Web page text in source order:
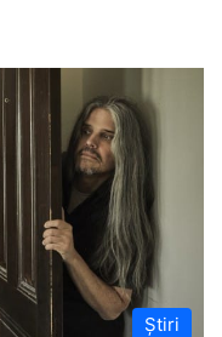
Știri